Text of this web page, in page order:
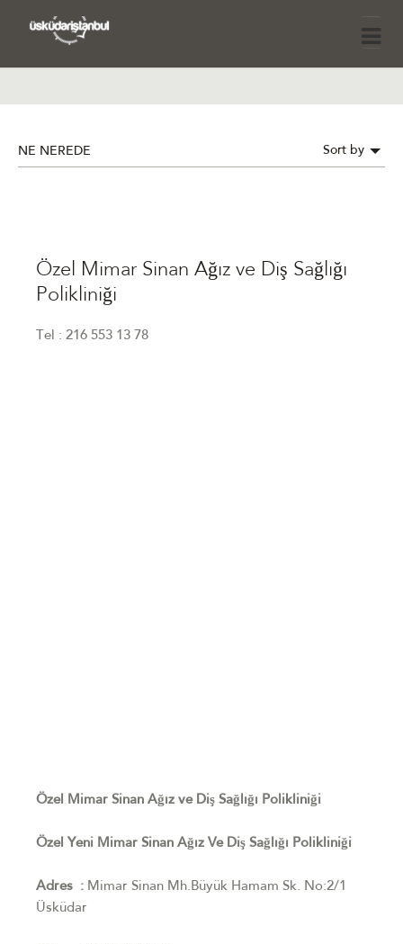
NE NEREDE Sort by
Özel Mimar Sinan Ağız ve Diş Sağlığı
Polikliniği
Tel : 216 553 13 78
Özel Mimar Sinan Ağız ve Diş Sağlığı Polikliniği
Özel Yeni Mimar Sinan Ağız Ve Diş Sağlığı Polikliniği
Adres : Mimar Sinan Mh.Büyük Hamam Sk. No:2/1
Üsküdar